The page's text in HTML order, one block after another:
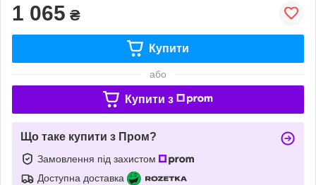
1 065 ₴
Купити
або
Купити з
Що таке купити з Пром?
Замовлення під захистом
Доступна доставка